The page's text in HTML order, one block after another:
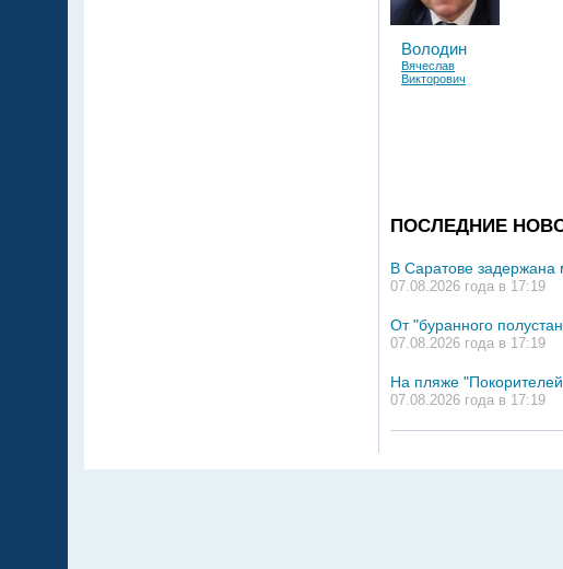
Володин
Вячеслав
Викторович
ПОСЛЕДНИЕ
В Саратове задержана
07.08.2026 года в 17:19
От "буранного
07.08.2026 года в 17:19
На пляже
07.08.2026 года в 17:19